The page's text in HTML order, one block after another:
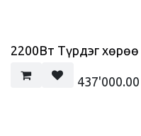
2200Вт Түрдэг хөрөө
437'000.00